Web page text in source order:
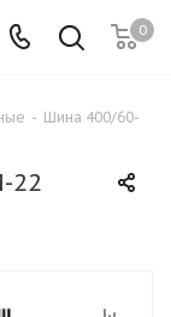
0
- Шина 400/60-
22